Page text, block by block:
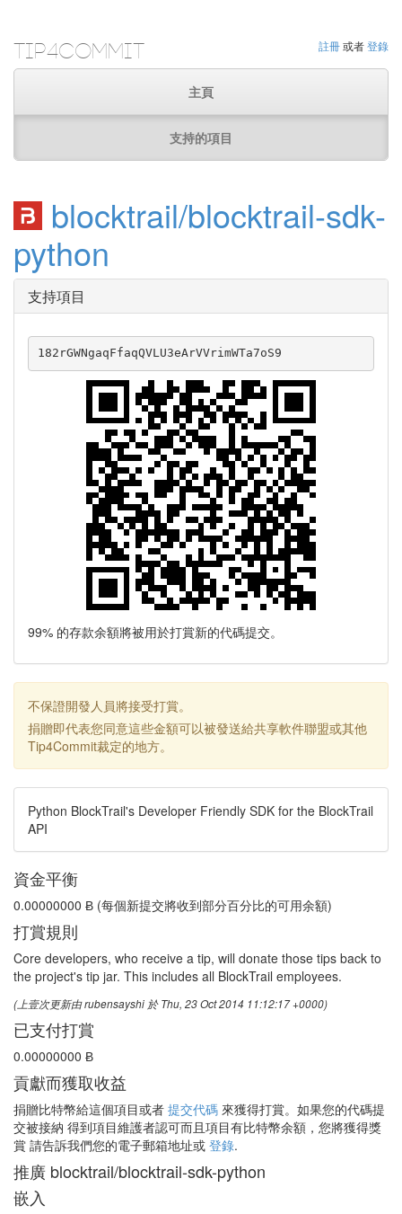
註冊或者登錄
Tip4Commit
主頁
支持的項目
blocktrail/blocktrail-sdk-
python
支持項目
182rGWNgaqFfaqQVLU3eArVVrimWTa7oS9
99% 的存款余額將被用於打賞新的代碼提交。
不保證開發人員將接受打賞。
捐贈即代表您同意這些金額可以被發送給共享軟件聯盟或其他
Tip4Commit裁定的地方。
Python BlockTrail's Developer Friendly SDK for the BlockTrail
API
資金平衡
0.00000000 Ƀ (每個新提交將收到部分百分比的可用余額)
打賞規則
Core developers, who receive a tip, will donate those tips back to
the project's tip jar. This includes all BlockTrail employees.
(上壹次更新由 rubensayshi 於 Thu, 23 Oct 2014 11:12:17 +0000)
已支付打賞
0.00000000 Ƀ
貢獻而獲取收益
捐贈比特幣給這個項目或者 提交代碼 來獲得打賞。如果您的代碼提
交被接納 得到項目維護者認可而且項目有比特幣余額，您將獲得獎
賞 請告訴我們您的電子郵箱地址或 登錄.
推廣 blocktrail/blocktrail-sdk-python
嵌入